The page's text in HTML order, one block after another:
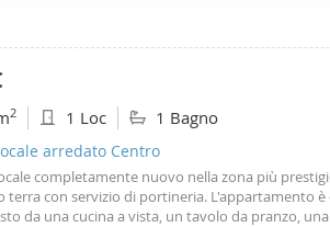
Condividiamo inoltre informazioni sul
di analisi dei dati web, pubblicità
che ha fornito loro o che hanno
2 1 Loc 1 Bagno
arredato Centro
completamente nuovo nella zona più
terra con servizio di portineria. L'appartamento
da una cucina a vista, un tavolo da pranzo,